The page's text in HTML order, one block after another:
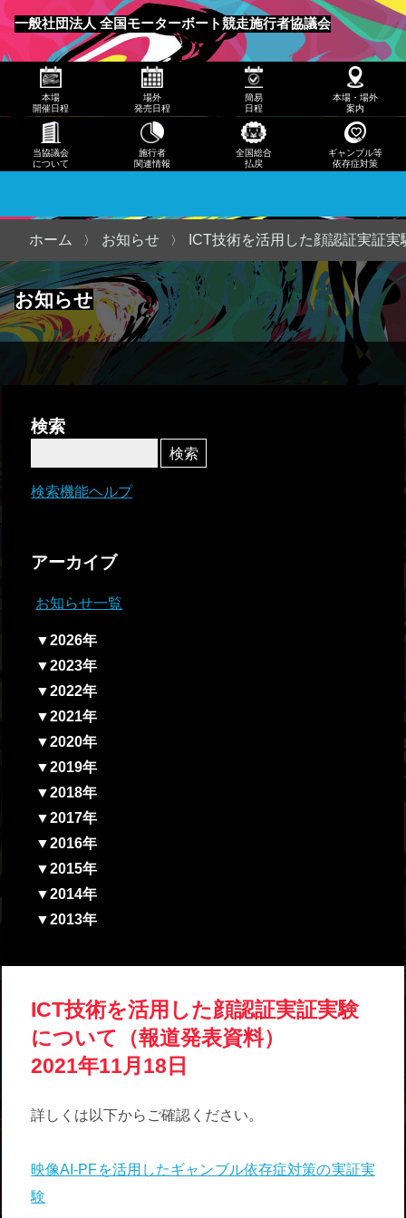
一般社団法人 全国モーターボート競走施行者協議会
メニュー
発売
日程
日程
本
場・
案内
当協
議会
につ
いて
本場
開催日程
場外
発売日程
簡易
日程
本場・場外
案内
当協議会
について
施行者
関連情報
全国総合
払戻
ギャンブル等
依存症対策
お知らせ
ホーム お知らせ ICT技術を活用した顔認証実証
検索
検索機能ヘルプ
アーカイブ
お知らせ一覧
▼2026年
▼2023年
▼2022年
▼2021年
▼2020年
▼2019年
▼2018年
▼2017年
▼2016年
▼2015年
▼2014年
▼2013年
ICT技術を活用した顔認証実証実験
について（報道発表資料）
2021年11月18日
詳しくは以下からご確認ください。
映像AI-PFを活用したギャンブル依存症対策の実証実
験